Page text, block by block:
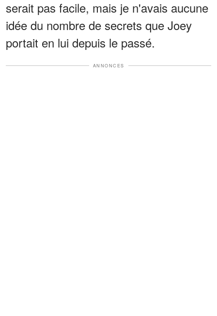
serait pas facile, mais je n'avais aucune
idée du nombre de secrets que Joey
portait en lui depuis le passé.
ANNONCES